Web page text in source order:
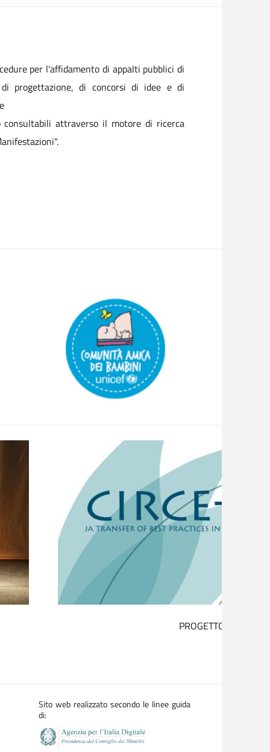
per l'affidamento di appalti pubblici di
progettazione, di concorsi di idee e di
attraverso il motore di ricerca
IL DISTURBO DA GIOCO D’AZZARDO NON È
Sito web realizzato secondo le linee guida
di: